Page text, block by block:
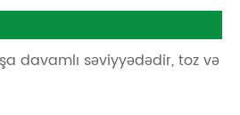
davamlı səviyyədədir, toz və